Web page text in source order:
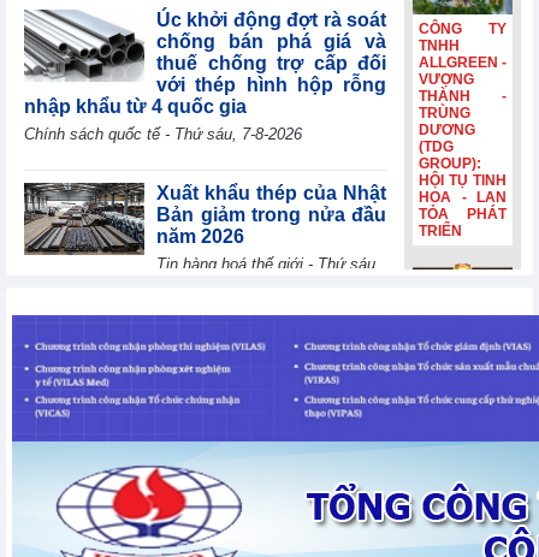
7: Xuất nhập
khẩu ước đạt
659,6 tỷ USD,
tăng 28,1%
Úc khởi động đợt rà soát
chống bán phá giá và
thuế chống trợ cấp đối
với thép hình hộp rỗng
nhập khẩu từ 4 quốc gia
Chính sách quốc tế - Thứ sáu, 7-8-2026
Xuất khẩu thép của Nhật
Bản giảm trong nửa đầu
năm 2026
Tin hàng hoá thế giới - Thứ sáu,
Điều kiện thành lập Sở
giao dịch hàng hóa từ
Chính sách trong nước - Thứ
Dự thảo Luật Phát triển
công nghiệp văn hóa:
Thể chế hóa Nghị quyết
CÔNG TY
TNHH
ALLGREEN -
VƯỢNG
THÀNH -
TRÙNG
DƯƠNG
(TDG
GROUP):
HỘI TỤ TINH
HOA - LAN
TỎA PHÁT
TRIỂN
Bia Hà Nội
diện, tiếp
nối hành
hơn 132
diện, tiếp
trình lịch sử
hơn 132
năm